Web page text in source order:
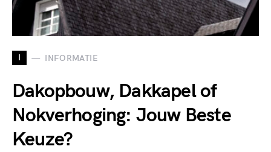
I INFORMATIE
Dakopbouw, Dakkapel of
Nokverhoging: Jouw Beste
Keuze?